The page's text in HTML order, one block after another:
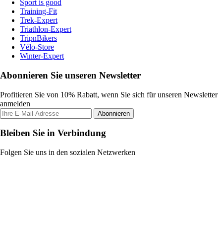
Sport is good
Training-Fit
Trek-Expert
Triathlon-Expert
TripnBikers
Vélo-Store
Winter-Expert
Abonnieren Sie unseren Newsletter
Profitieren Sie von 10% Rabatt, wenn Sie sich für unseren Newsletter
anmelden
Abonnieren
Bleiben Sie in Verbindung
Folgen Sie uns in den sozialen Netzwerken